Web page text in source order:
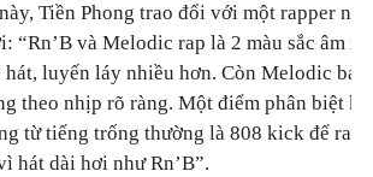
Tiền Phong trao đổi với một rapper
“Rn’B và Melodic rap là 2 màu sắc âm
luyến láy nhiều hơn. Còn Melodic
theo nhịp rõ ràng. Một điểm phân biệt
từ tiếng trống thường là 808 kick để
hát dài hơi như Rn’B”.